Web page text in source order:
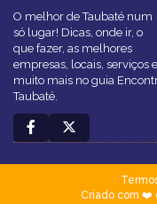
O melhor de Taubaté num
só lugar! Dicas, onde ir, o
que fazer, as melhores
empresas, locais, serviços e
muito mais no guia
Taubaté.
Criado com ❤️